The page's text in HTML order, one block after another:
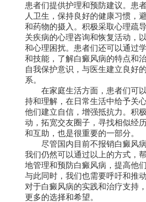
患者们提供护理和预防建议。患
人卫生，保持良好的健康习惯，
和药物的摄入。积极采取心理疏
关疾病的心理咨询和恢复活动，
和心理困扰。患者们还可以通过
和技能，了解白癜风病的特点和
自我保护意识，与医生建立良好
系。
在家庭生活方面，患者们可以
持和理解，在日常生活中给予关
他们建立自信，增强抵抗力。积
动，拓宽交友圈子，寻找相似经
和互助，也是很重要的一部分。
尽管国内目前不报销白癜风病
我们仍然可以通过以上的方式，
地管理和预防白癜风病，提高他
与此同时，我们也需要呼吁和推
对于白癜风病的实践和治疗支持
更多的选择和希望。